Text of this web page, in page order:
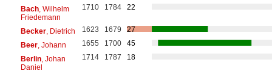
Bach, Wilhelm
Friedemann
1710 1784 22
Becker, Dietrich 1623 1679
27
Beer, Johann 1655 1700
45
Berlin, Johan
Daniel
1714 1787 18